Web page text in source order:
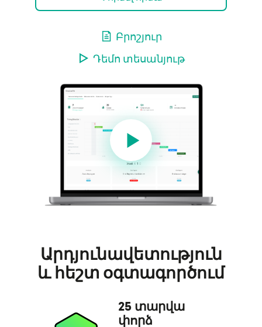
Բրոշյուր
Դեմո տեսանյութ
Արդյունավետություն
և հեշտ օգտագործում
25 տարվա
փորձ